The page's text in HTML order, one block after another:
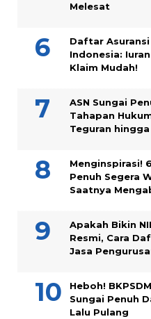
Melesat
Daftar
Indonesia:
Klaim Mudah!
ASN Sungai
Tahapan
Teguran
Menginspirasi!
Penuh Segera
Saatnya
Apakah Bikin
Resmi, Cara
Jasa
Heboh!
Sungai Penuh
Lalu Pulang